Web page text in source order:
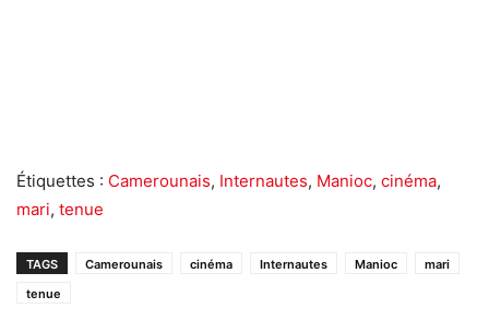
Étiquettes : Camerounais, Internautes, Manioc, cinéma,
mari, tenue
TAGS Camerounais cinéma Internautes Manioc
mari
tenue